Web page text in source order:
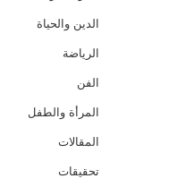
الدين والحياة
الرياضة
الفن
المرأة والطفل
المقالات
تحقيقات